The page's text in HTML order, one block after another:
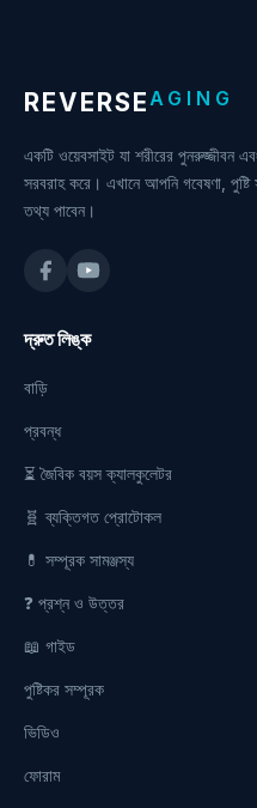
REVERSEAGING
একটি ওয়েবসাইট যা শরীরের পুনরুজ্জীবন
সরবরাহ করে। এখানে আপনি গবেষণা,
তথ্য পাবেন।
দ্রুত লিঙ্ক
বাড়ি
প্রবন্ধ
⏳ জৈবিক বয়স ক্যালকুলেটর
🧬 ব্যক্তিগত প্রোটোকল
💊 সম্পূরক সামঞ্জস্য
❓ প্রশ্ন ও উত্তর
📖 গাইড
পুষ্টিকর সম্পূরক
ভিডিও
ফোরাম